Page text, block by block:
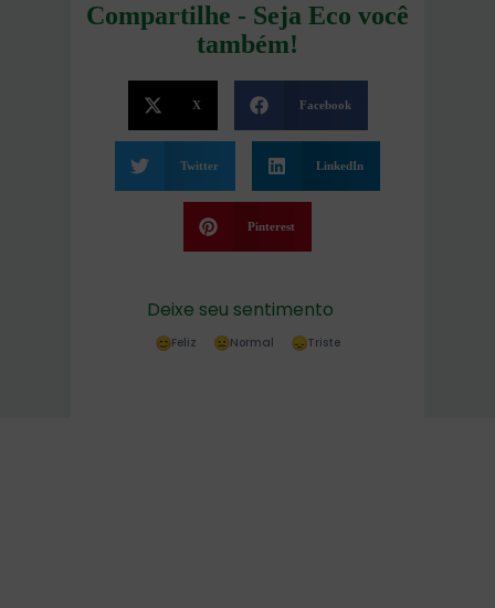
Compartilhe - Seja Eco você
também!
X Facebook
Twitter LinkedIn
Pinterest
Deixe seu sentimento
Feliz Normal Triste